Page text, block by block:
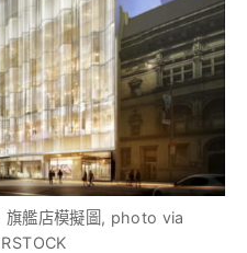
艦店模擬圖, photo via